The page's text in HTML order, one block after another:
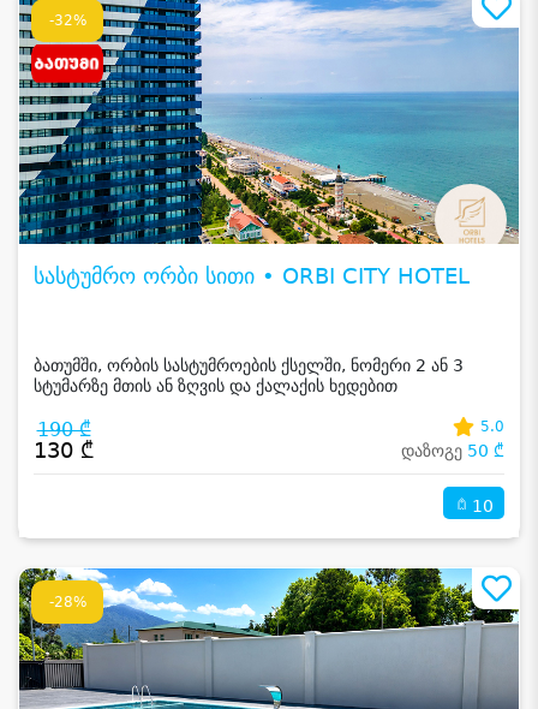
-32%
სასტუმრო ორბი სითი • ORBI CITY HOTEL
ბათუმში, ორბის სასტუმროების ქსელში, ნომერი 2 ან 3
სტუმარზე მთის ან ზღვის და ქალაქის ხედებით
190 ₾
130 ₾
5.0
დაზოგე 50 ₾
10
-28%